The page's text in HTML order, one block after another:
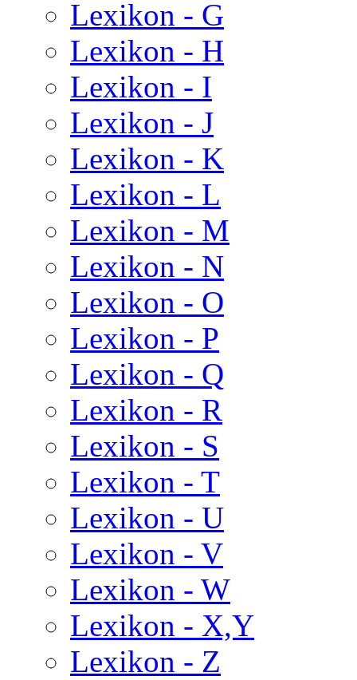
Lexikon - G
Lexikon - H
Lexikon - I
Lexikon - J
Lexikon - K
Lexikon - L
Lexikon - M
Lexikon - N
Lexikon - O
Lexikon - P
Lexikon - Q
Lexikon - R
Lexikon - S
Lexikon - T
Lexikon - U
Lexikon - V
Lexikon - W
Lexikon - X,Y
Lexikon - Z